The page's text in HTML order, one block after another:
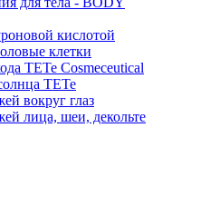
кислотой
клетки
TETe Cosmeceutical
TETe
вокруг глаз
лица, шеи, декольте